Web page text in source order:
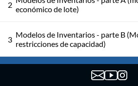
2 económico de lote)
3 Modelos de Inventarios - parte B
restricciones de capacidad)
Modelos de Inventarios - parte C
dinámica y otras extensiones del